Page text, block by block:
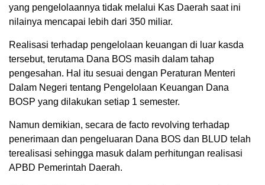
yang pengelolaannya tidak melalui Kas Daerah saat ini
nilainya mencapai lebih dari 350 miliar.
Realisasi terhadap pengelolaan keuangan di luar kasda
tersebut, terutama Dana BOS masih dalam tahap
pengesahan. Hal itu sesuai dengan Peraturan Menteri
Dalam Negeri tentang Pengelolaan Keuangan Dana
BOSP yang dilakukan setiap 1 semester.
Namun demikian, secara de facto revolving terhadap
penerimaan dan pengeluaran Dana BOS dan BLUD telah
terealisasi sehingga masuk dalam perhitungan realisasi
APBD Pemerintah Daerah.